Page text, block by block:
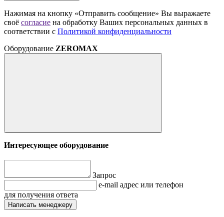
Нажимая на кнопку «Отправить сообщение» Вы выражаете
своё согласие на обработку Ваших персональных данных в
соответствии с Политикой конфиденциальности
Оборудование ZEROMAX
Интересующее оборудование
Запрос
e-mail адрес или телефон
для получения ответа
Написать менеджеру